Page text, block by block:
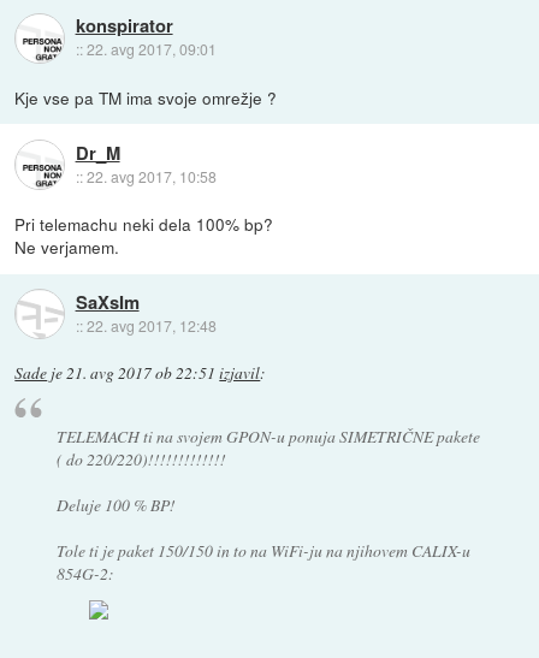
konspirator
::22. avg 2017, 09:01
Kje vse pa TM ima svoje omrežje ?
Dr_M
::22. avg 2017, 10:58
Pri telemachu neki dela 100% bp?
Ne verjamem.
SaXsIm
::22. avg 2017, 12:48
Sade je21. avg 2017 ob 22:51 izjavil:
TELEMACH ti na svojem GPON-u ponuja SIMETRIČNE pakete
( do 220/220)!!!!!!!!!!!!!
Deluje 100 % BP!
Tole ti je paket 150/150 in to na WiFi-ju na njihovem CALIX-u
854G-2: